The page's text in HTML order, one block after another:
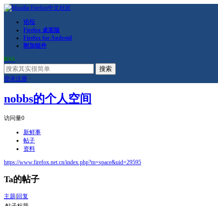
论坛
Firefox 桌面版
Firefox for Android
附加组件
RSS
搜索
登录注册
nobbs的个人空间
访问量0
新鲜事
帖子
资料
https://www.firefox.net.cn/index.php?m=space&uid=29595
Ta的帖子
主题 回复